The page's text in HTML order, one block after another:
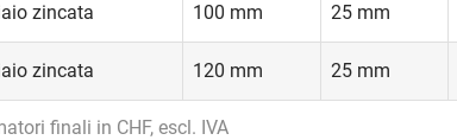
zincata 100 mm 25 mm
zincata 120 mm 25 mm
finali in CHF, escl. IVA